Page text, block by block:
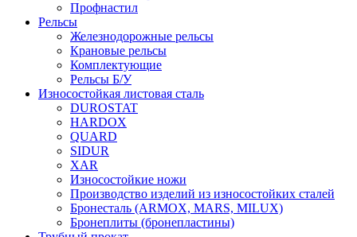
Профнастил
Рельсы
Железнодорожные рельсы
Крановые рельсы
Комплектующие
Рельсы Б/У
Износостойкая листовая сталь
DUROSTAT
HARDOX
QUARD
SIDUR
XAR
Износостойкие ножи
Производство изделий из износостойких сталей
Бронесталь (ARMOX, MARS, MILUX)
Бронеплиты (бронепластины)